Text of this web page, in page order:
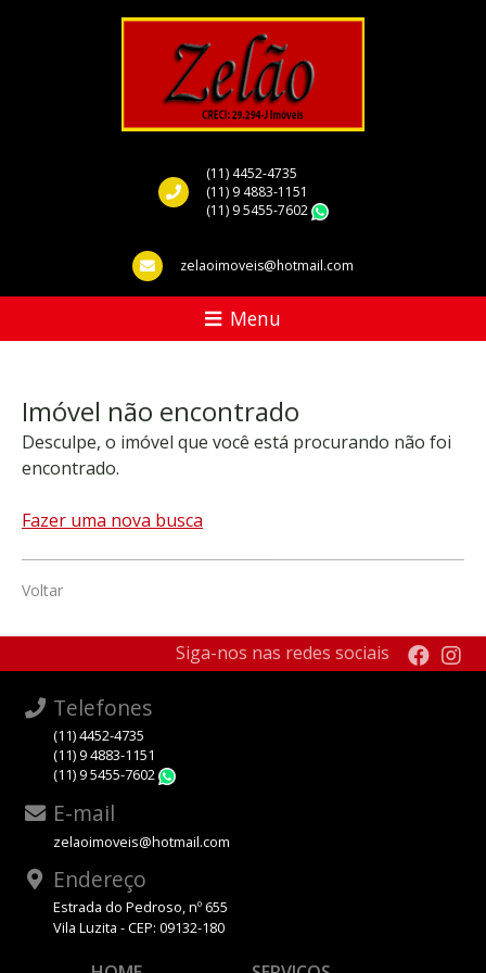
(11) 4452-4735
(11) 9 4883-1151
(11) 9 5455-7602
zelaoimoveis@hotmail.com
Menu
Imóvel não encontrado
Desculpe, o imóvel que você está procurando não foi
encontrado.
Fazer uma nova busca
Voltar
Siga-nos nas redes sociais
Telefones
(11) 4452-4735
(11) 9 4883-1151
(11) 9 5455-7602
E-mail
zelaoimoveis@hotmail.com
Endereço
Estrada do Pedroso, nº 655
Vila Luzita - CEP: 09132-180